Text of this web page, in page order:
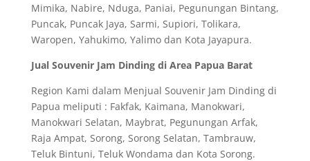
Mimika, Nabire, Nduga, Paniai, Pegunungan Bintang,
Puncak, Puncak Jaya, Sarmi, Supiori, Tolikara,
Waropen, Yahukimo, Yalimo dan Kota Jayapura.
Jual Souvenir Jam Dinding di Area Papua Barat
Region Kami dalam Menjual Souvenir Jam Dinding di
Papua meliputi : Fakfak, Kaimana, Manokwari,
Manokwari Selatan, Maybrat, Pegunungan Arfak,
Raja Ampat, Sorong, Sorong Selatan, Tambrauw,
Teluk Bintuni, Teluk Wondama dan Kota Sorong.